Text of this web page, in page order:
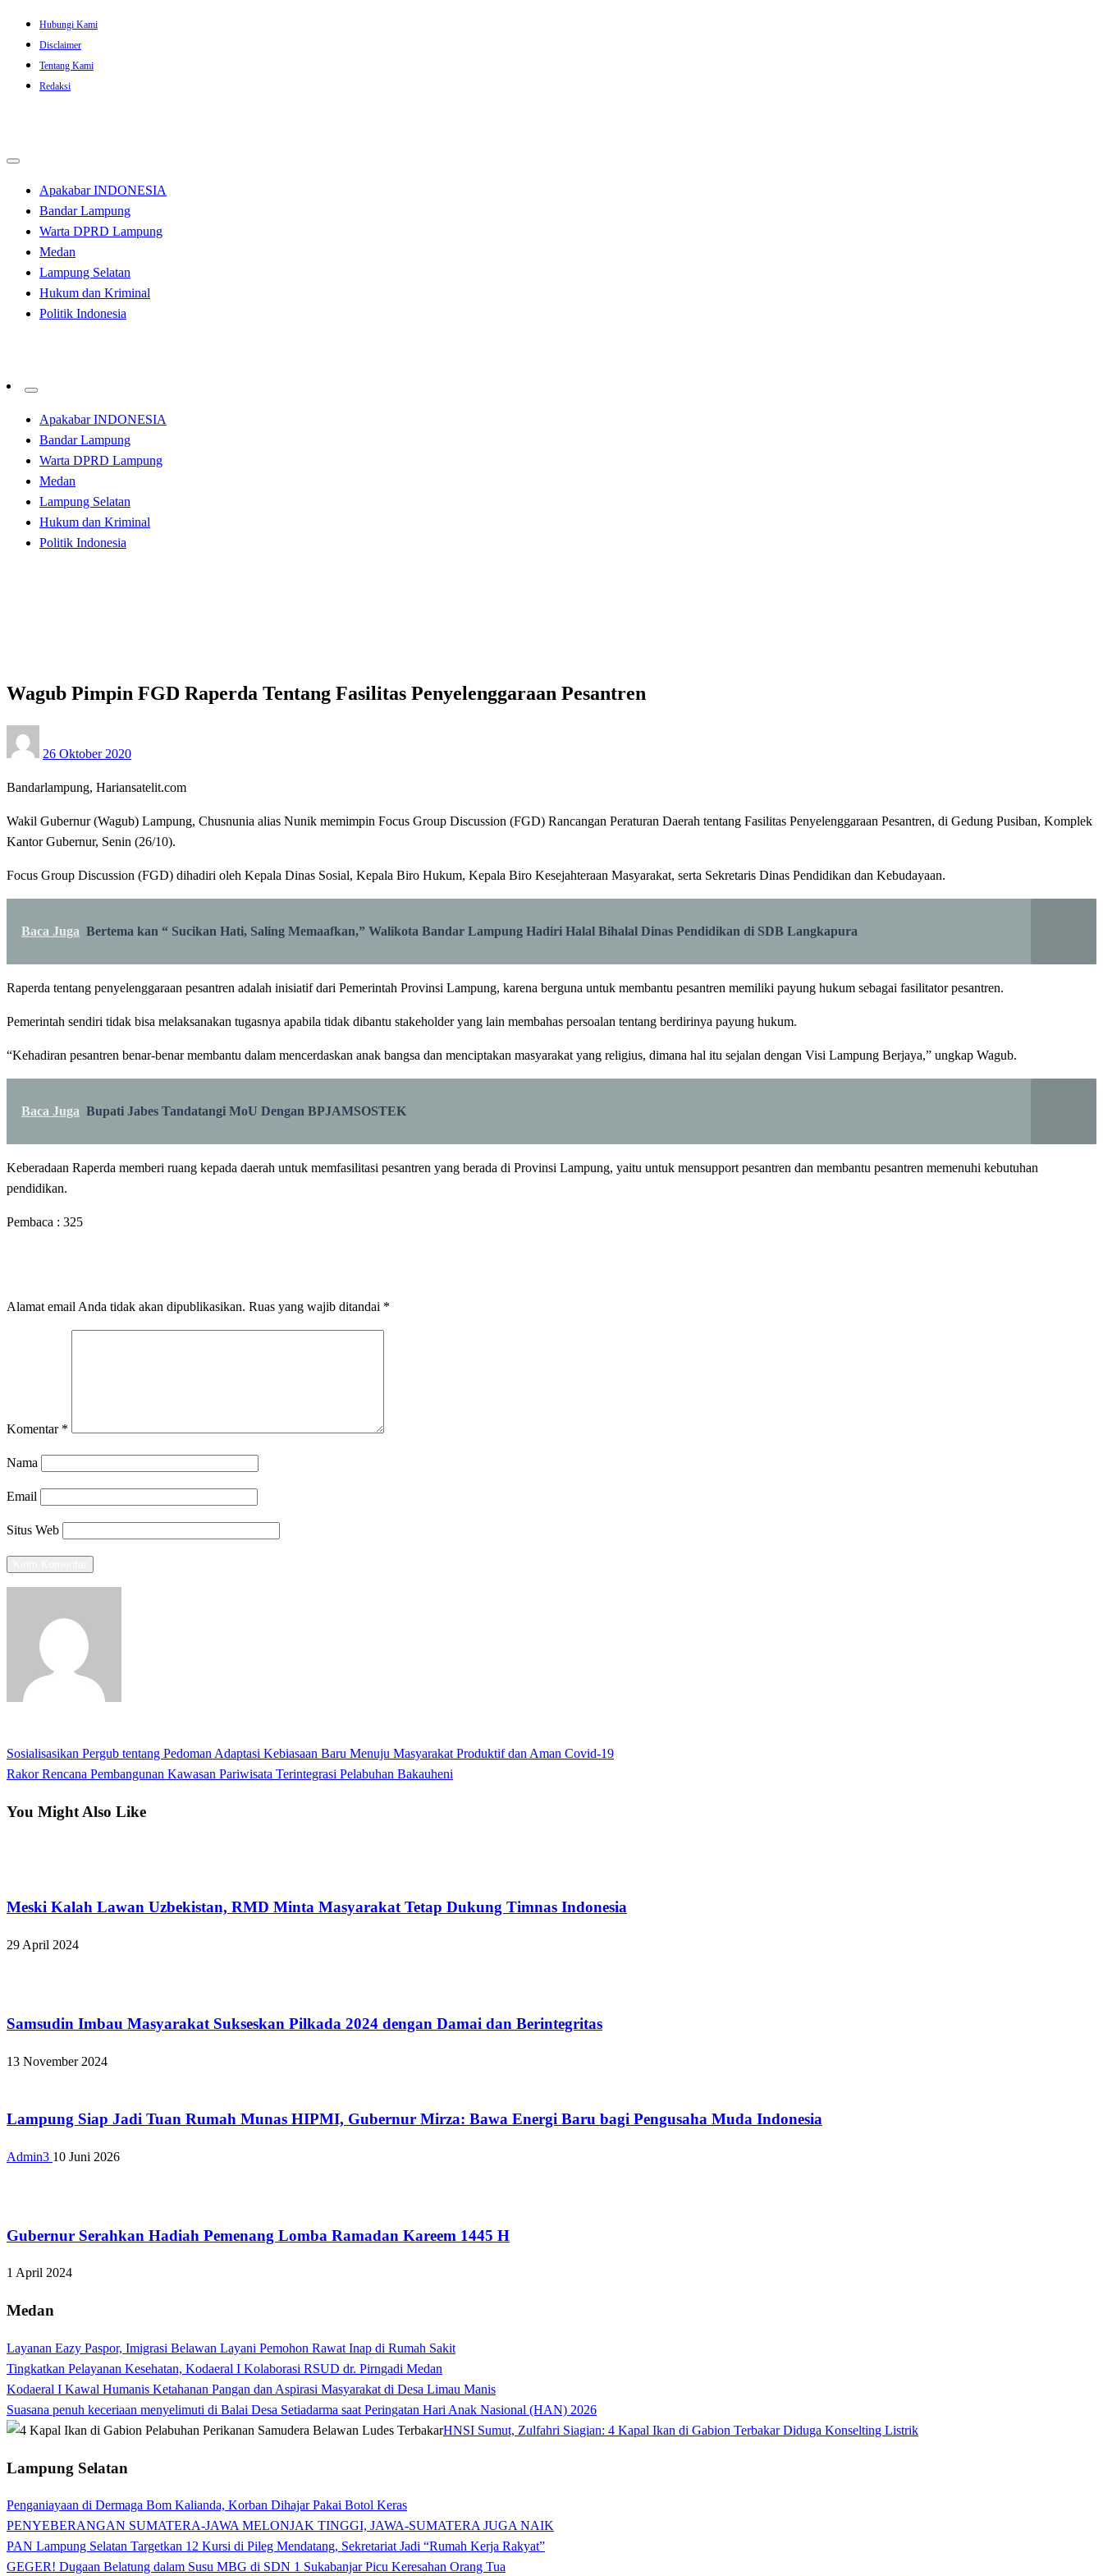
Skip
content
Hubungi Kami
Disclaimer
Tentang Kami
Redaksi
Apakabar INDONESIA
Bandar Lampung
Warta DPRD Lampung
Medan
Lampung Selatan
Hukum dan Kriminal
Politik Indonesia
Apakabar INDONESIA
Bandar Lampung
Warta DPRD Lampung
Medan
Lampung Selatan
Hukum dan Kriminal
Politik Indonesia
Wagub Pimpin FGD Raperda Tentang Fasilitas Penyelenggaraan Pesantren
on
26 Oktober 2020
Bandarlampung, Hariansatelit.com
Wakil Gubernur (Wagub) Lampung, Chusnunia alias Nunik memimpin Focus Group Discussion (FGD) Rancangan Peraturan Daerah tentang Fasilitas Penyelenggaraan Pesantren, di Gedung Pusiban, Komplek
Kantor Gubernur, Senin (26/10).
Focus Group Discussion (FGD) dihadiri oleh Kepala Dinas Sosial, Kepala Biro Hukum, Kepala Biro Kesejahteraan Masyarakat, serta Sekretaris Dinas Pendidikan dan Kebudayaan.
Baca Juga Bertema kan “ Sucikan Hati, Saling Memaafkan,” Walikota Bandar Lampung Hadiri Halal Bihalal Dinas Pendidikan di SDB Langkapura
Raperda tentang penyelenggaraan pesantren adalah inisiatif dari Pemerintah Provinsi Lampung, karena berguna untuk membantu pesantren memiliki payung hukum sebagai fasilitator pesantren.
Pemerintah sendiri tidak bisa melaksanakan tugasnya apabila tidak dibantu stakeholder yang lain membahas persoalan tentang berdirinya payung hukum.
“Kehadiran pesantren benar-benar membantu dalam mencerdaskan anak bangsa dan menciptakan masyarakat yang religius, dimana hal itu sejalan dengan Visi Lampung Berjaya,” ungkap Wagub.
Baca Juga Bupati Jabes Tandatangi MoU Dengan BPJAMSOSTEK
Keberadaan Raperda memberi ruang kepada daerah untuk memfasilitasi pesantren yang berada di Provinsi Lampung, yaitu untuk mensupport pesantren dan membantu pesantren memenuhi kebutuhan
pendidikan.
Pembaca : 325
Alamat email Anda tidak akan dipublikasikan. Ruas yang wajib ditandai *
Komentar *
Nama
Email
Situs Web
Navigasi
Previous
Post
Sosialisasikan Pergub tentang Pedoman Adaptasi Kebiasaan Baru Menuju Masyarakat Produktif dan Aman Covid-19
Next
Rakor Rencana Pembangunan Kawasan Pariwisata Terintegrasi Pelabuhan Bakauheni
You Might Also Like
Meski Kalah Lawan Uzbekistan, RMD Minta Masyarakat Tetap Dukung Timnas Indonesia
29 April 2024
Samsudin Imbau Masyarakat Sukseskan Pilkada 2024 dengan Damai dan Berintegritas
13 November 2024
Lampung Siap Jadi Tuan Rumah Munas HIPMI, Gubernur Mirza: Bawa Energi Baru bagi Pengusaha Muda Indonesia
Admin3 10 Juni 2026
Gubernur Serahkan Hadiah Pemenang Lomba Ramadan Kareem 1445 H
1 April 2024
Medan
Layanan Eazy Paspor, Imigrasi Belawan Layani Pemohon Rawat Inap di Rumah Sakit
Tingkatkan Pelayanan Kesehatan, Kodaeral I Kolaborasi RSUD dr. Pirngadi Medan‎
Kodaeral I Kawal Humanis Ketahanan Pangan dan Aspirasi Masyarakat di Desa Limau Manis
Suasana penuh keceriaan menyelimuti di Balai Desa Setiadarma saat Peringatan Hari Anak Nasional (HAN) 2026
HNSI Sumut, Zulfahri Siagian: 4 Kapal Ikan di Gabion Terbakar Diduga Konselting Listrik
Lampung Selatan
Penganiayaan di Dermaga Bom Kalianda, Korban Dihajar Pakai Botol Keras
PENYEBERANGAN SUMATERA-JAWA MELONJAK TINGGI, JAWA-SUMATERA JUGA NAIK
PAN Lampung Selatan Targetkan 12 Kursi di Pileg Mendatang, Sekretariat Jadi “Rumah Kerja Rakyat”
GEGER! Dugaan Belatung dalam Susu MBG di SDN 1 Sukabanjar Picu Keresahan Orang Tua